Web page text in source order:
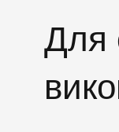
Для